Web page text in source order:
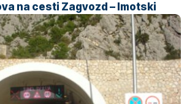
na cesti Zagvozd – Imotski